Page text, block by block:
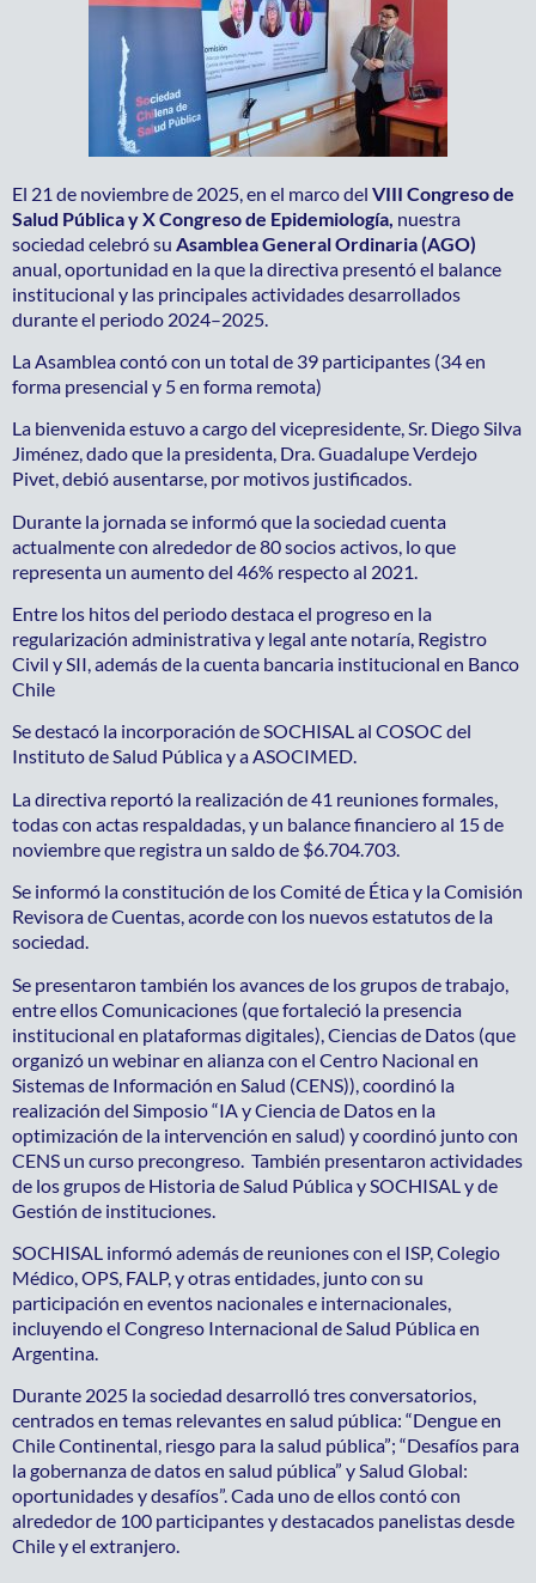
El 21 de noviembre de 2025, en el marco del VIII Congreso de
Salud Pública y X Congreso de Epidemiología, nuestra
sociedad celebró su Asamblea General Ordinaria (AGO)
anual, oportunidad en la que la directiva presentó el balance
institucional y las principales actividades desarrollados
durante el periodo 2024–2025.
La Asamblea contó con un total de 39 participantes (34 en
forma presencial y 5 en forma remota)
La bienvenida estuvo a cargo del vicepresidente, Sr. Diego Silva
Jiménez, dado que la presidenta, Dra. Guadalupe Verdejo
Pivet, debió ausentarse, por motivos justificados.
Durante la jornada se informó que la sociedad cuenta
actualmente con alrededor de 80 socios activos, lo que
representa un aumento del 46% respecto al 2021.
Entre los hitos del periodo destaca el progreso en la
regularización administrativa y legal ante notaría, Registro
Civil y SII, además de la cuenta bancaria institucional en Banco
Chile
Se destacó la incorporación de SOCHISAL al COSOC del
Instituto de Salud Pública y a ASOCIMED.
La directiva reportó la realización de 41 reuniones formales,
todas con actas respaldadas, y un balance financiero al 15 de
noviembre que registra un saldo de $6.704.703.
Se informó la constitución de los Comité de Ética y la Comisión
Revisora de Cuentas, acorde con los nuevos estatutos de la
sociedad.
Se presentaron también los avances de los grupos de trabajo,
entre ellos Comunicaciones (que fortaleció la presencia
institucional en plataformas digitales), Ciencias de Datos (que
organizó un webinar en alianza con el Centro Nacional en
Sistemas de Información en Salud (CENS)), coordinó la
realización del Simposio “IA y Ciencia de Datos en la
optimización de la intervención en salud) y coordinó junto con
CENS un curso precongreso. También presentaron actividades
de los grupos de Historia de Salud Pública y SOCHISAL y de
Gestión de instituciones.
SOCHISAL informó además de reuniones con el ISP, Colegio
Médico, OPS, FALP, y otras entidades, junto con su
participación en eventos nacionales e internacionales,
incluyendo el Congreso Internacional de Salud Pública en
Argentina.
Durante 2025 la sociedad desarrolló tres conversatorios,
centrados en temas relevantes en salud pública: “Dengue en
Chile Continental, riesgo para la salud pública”; “Desafíos para
la gobernanza de datos en salud pública” y Salud Global:
oportunidades y desafíos”. Cada uno de ellos contó con
alrededor de 100 participantes y destacados panelistas desde
Chile y el extranjero.